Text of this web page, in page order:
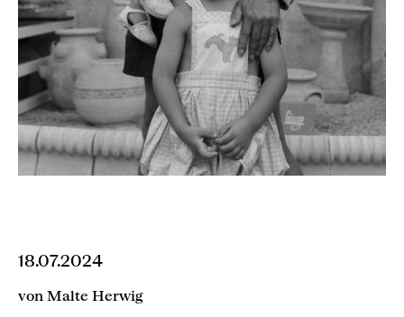
18.07.2024
von Malte Herwig